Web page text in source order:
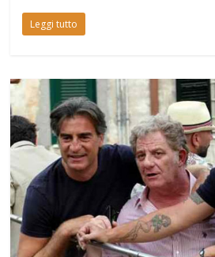
Leggi tutto